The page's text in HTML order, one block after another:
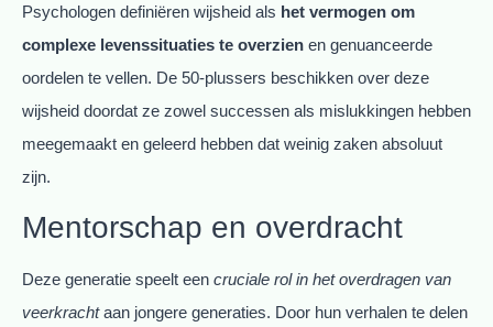
Psychologen definiëren wijsheid als het vermogen om
complexe levenssituaties te overzien en genuanceerde
oordelen te vellen. De 50-plussers beschikken over deze
wijsheid doordat ze zowel successen als mislukkingen hebben
meegemaakt en geleerd hebben dat weinig zaken absoluut
zijn.
Mentorschap en overdracht
Deze generatie speelt een cruciale rol in het overdragen van
veerkrachtaan jongere generaties. Door hun verhalen te delen